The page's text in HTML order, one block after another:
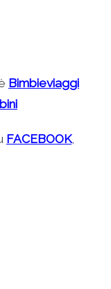
Bimbieviaggi
FACEBOOK,